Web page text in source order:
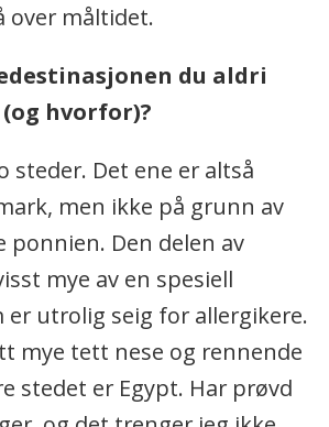
over måltidet.
du aldri
hvorfor)?
steder. Det ene er altså
men ikke på grunn av
ponnien. Den delen av
mye av en spesiell
er utrolig seig for allergikere.
mye tett nese og rennende
stedet er Egypt. Har prøvd